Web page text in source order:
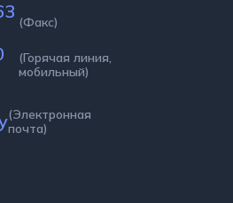
(Факс)
(Горячая линия,
мобильный)
(Электронная
почта)